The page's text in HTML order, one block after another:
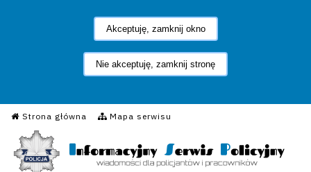
Akceptuję, zamknij okno
Nie akceptuję, zamknij stronę
Strona główna Mapa serwisu
Informacyjny Serwis